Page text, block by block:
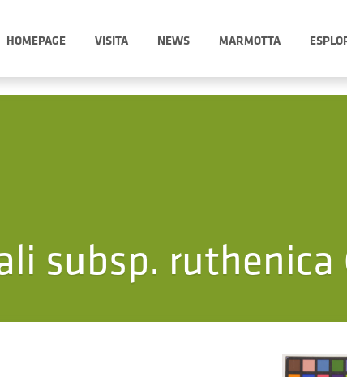
HOMEPAGE VISITA NEWS MARMOTTA
subsp. ruthenica